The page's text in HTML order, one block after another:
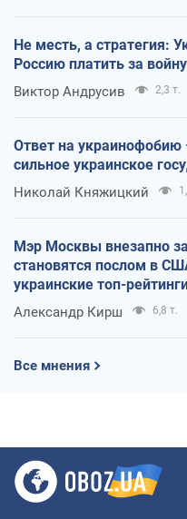
Не месть, а стратегия:
Россию платить за войну
Виктор Андрусив 2,3 т.
Ответ на украинофобию
сильное украинское
Николай Княжицкий
Мэр Москвы внезапно
становятся послом в
украинские топ-
Александр Кирш 6,8 т.
Все мнения